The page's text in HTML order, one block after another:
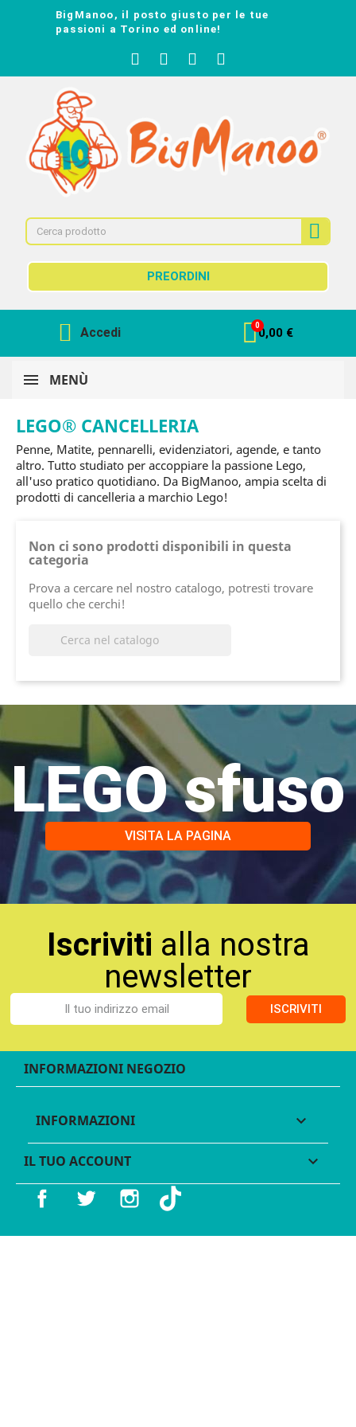
BigManoo, il posto giusto per le tue
passioni a Torino ed online!
PREORDINI
Accedi 0,00 €
MENÙ
LEGO® CANCELLERIA
Penne, Matite, pennarelli, evidenziatori, agende, e tanto
altro. Tutto studiato per accoppiare la passione Lego,
all'uso pratico quotidiano. Da BigManoo, ampia scelta di
prodotti di cancelleria a marchio Lego!
Non ci sono prodotti disponibili in questa
categoria
Prova a cercare nel nostro catalogo, potresti trovare
quello che cerchi!
LEGO sfuso
VISITA LA PAGINA
Iscriviti alla nostra
newsletter
ISCRIVITI
INFORMAZIONI NEGOZIO
INFORMAZIONI 
IL TUO ACCOUNT 
Facebook Twitter Instagram